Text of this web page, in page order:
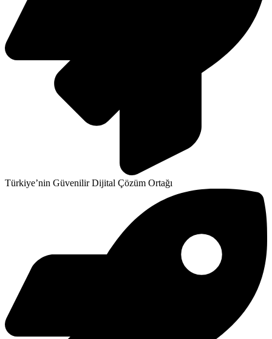
Türkiye’nin Güvenilir Dijital Çözüm Ortağı